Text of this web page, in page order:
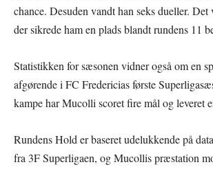
chance. Desuden vandt han seks dueller.
der sikrede ham en plads blandt rundens 11
Statistikken for sæsonen vidner også om en
afgørende i FC Fredericias første
kampe har Mucolli scoret fire mål og leveret
Rundens Hold er baseret udelukkende på
fra 3F Superligaen, og Mucollis præstation